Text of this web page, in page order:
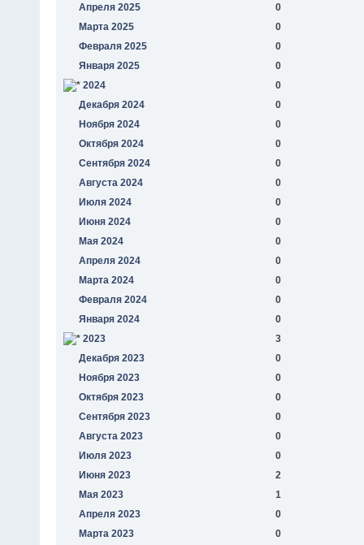
Апреля 2025
0
Марта 2025
0
Февраля 2025
0
Января 2025
0
2024
0
Декабря 2024
0
Ноября 2024
0
Октября 2024
0
Сентября 2024
0
Августа 2024
0
Июля 2024
0
Июня 2024
0
Мая 2024
0
Апреля 2024
0
Марта 2024
0
Февраля 2024
0
Января 2024
0
2023
3
Декабря 2023
0
Ноября 2023
0
Октября 2023
0
Сентября 2023
0
Августа 2023
0
Июля 2023
0
Июня 2023
2
Мая 2023
1
Апреля 2023
0
Марта 2023
0